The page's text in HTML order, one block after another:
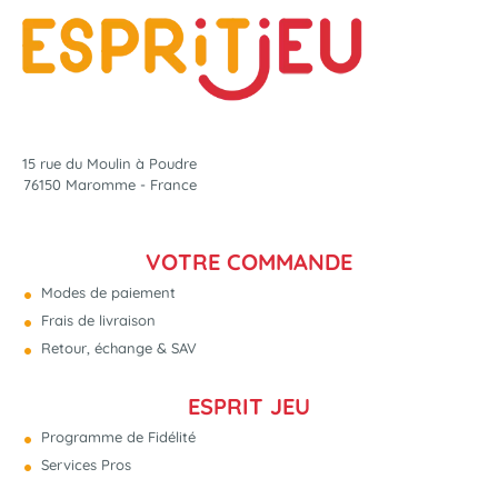
15 rue du Moulin à Poudre
76150 Maromme - France
VOTRE COMMANDE
Modes de paiement
Frais de livraison
Retour, échange & SAV
ESPRIT JEU
Programme de Fidélité
Services Pros